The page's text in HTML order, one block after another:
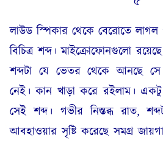
লাউড স্পিকার থেকে বেরোতে
বিচিত্র শব্দ। মাইক্রোফোনগুলো
শব্দটা যে ভেতর থেকে আনছে
নেই। কান খাড়া করে রইলাম।
সেই শব্দ। গভীর নিস্তব্ধ রাত,
আবহাওয়ার সৃষ্টি করেছে সমগ্র